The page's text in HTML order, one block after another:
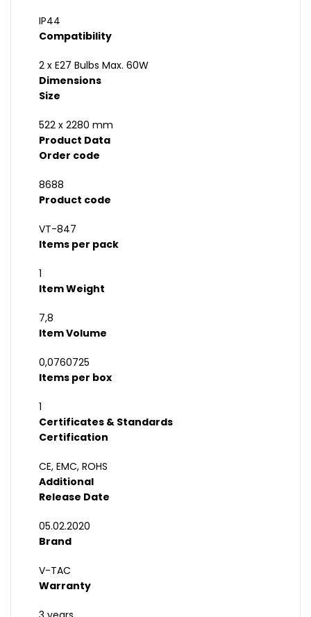
IP44
Compatibility
2 x E27 Bulbs Max. 60W
Dimensions
Size
522 x 2280 mm
Product Data
Order code
8688
Product code
VT-847
Items per pack
1
Item Weight
7,8
Item Volume
0,0760725
Items per box
1
Certificates & Standards
Certification
CE, EMC, ROHS
Additional
Release Date
05.02.2020
Brand
V-TAC
Warranty